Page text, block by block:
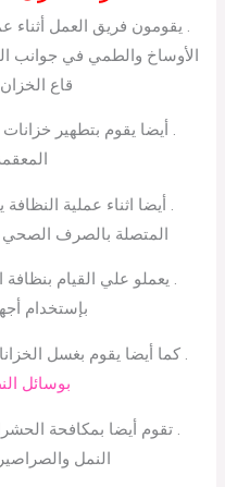
. يقومون فريق العمل أثناء
الأوساخ والطمي في جوانب
قاع
. أيضا يقوم بتطهير خزانات
. أيضا اثناء عملية
المتصلة بالصرف الصحي
. يعملو علي القيام
بإستخدام
. كما أيضا يقوم بغسل
بوسائل
. تقوم أيضا بمكافحة
النمل